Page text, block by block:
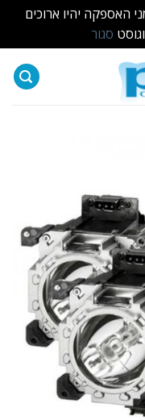
האספקה יהיו ארוכים
סגור